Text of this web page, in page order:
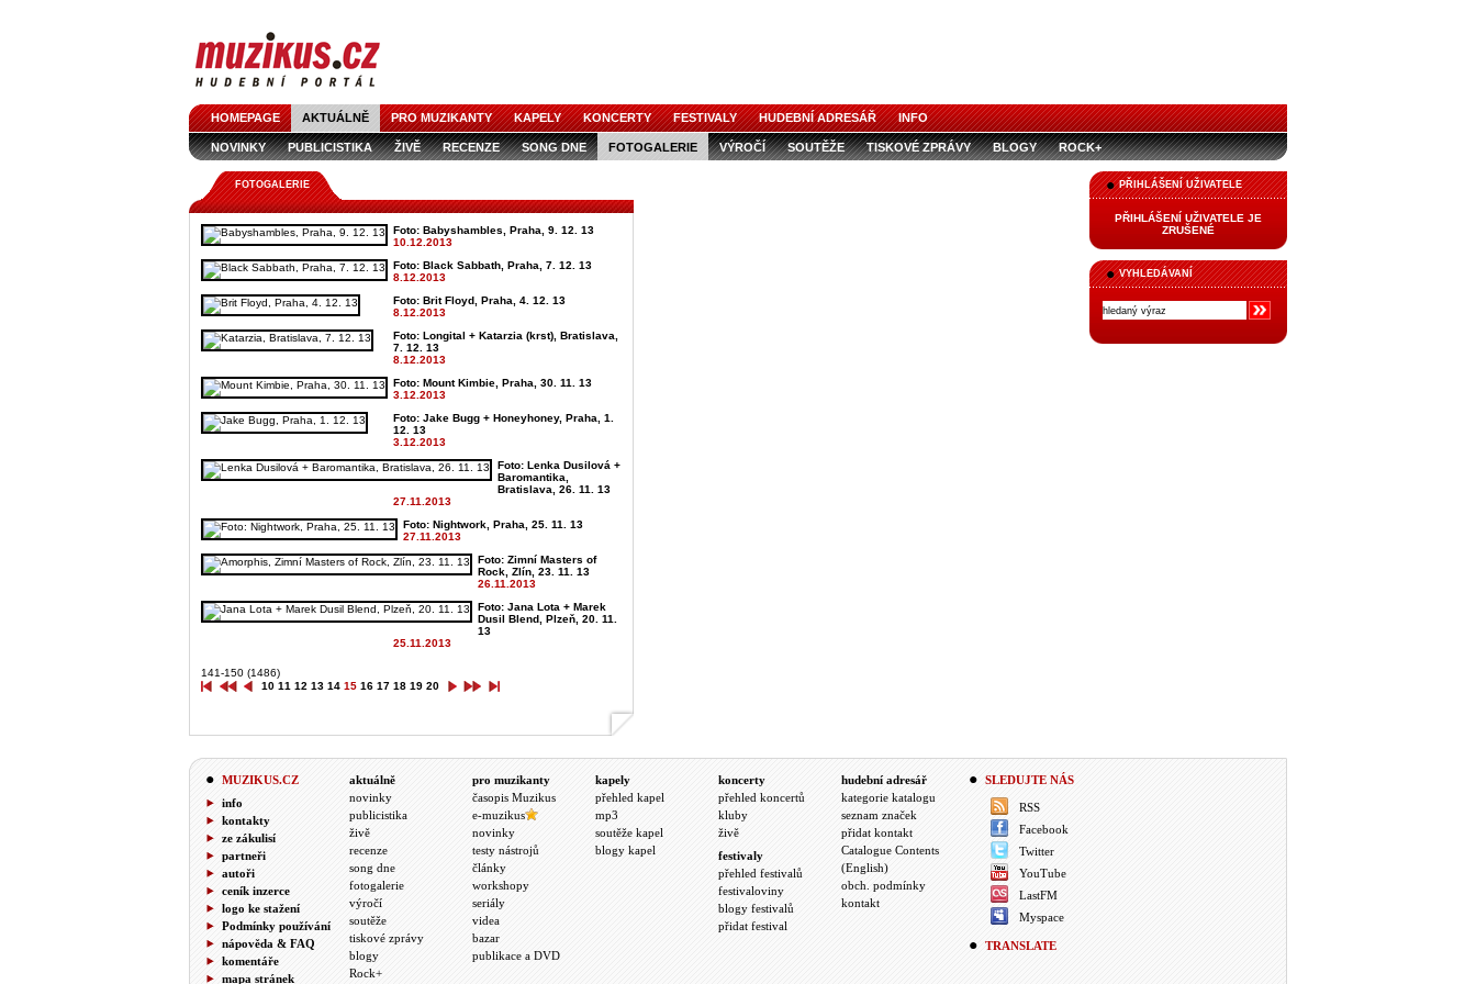
HOMEPAGE AKTUÁLNĚ PRO MUZIKANTY KAPELY KONCERTY FESTIVALY HUDEBNÍ ADRESÁŘ INFO
NOVINKY PUBLICISTIKA ŽIVĚ RECENZE SONG DNE FOTOGALERIE VÝROČÍ SOUTĚŽE TISKOVÉ ZPRÁVY BLOGY ROCK+
PŘIHLÁŠENÍ UŽIVATELE
PŘIHLÁŠENÍ UŽIVATELE JE
ZRUŠENÉ
VYHLEDÁVANÍ
FOTOGALERIE
Foto: Babyshambles, Praha, 9. 12. 13
10.12.2013
Foto: Black Sabbath, Praha, 7. 12. 13
8.12.2013
Foto: Brit Floyd, Praha, 4. 12. 13
8.12.2013
Foto: Longital + Katarzia (krst), Bratislava,
7. 12. 13
8.12.2013
Foto: Mount Kimbie, Praha, 30. 11. 13
3.12.2013
Foto: Jake Bugg + Honeyhoney, Praha, 1.
12. 13
3.12.2013
Foto: Lenka Dusilová +
Baromantika,
Bratislava, 26. 11. 13
27.11.2013
Foto: Nightwork, Praha, 25. 11. 13
27.11.2013
Foto: Zimní Masters of
Rock, Zlín, 23. 11. 13
26.11.2013
Foto: Jana Lota + Marek
Dusil Blend, Plzeň, 20. 11.
13
25.11.2013
141-150 (1486)
10 11 12 13 14 15 16 17 18 19 20
MUZIKUS.CZ
info
kontakty
ze zákulisí
partneři
autoři
ceník inzerce
logo ke stažení
Podmínky používání
nápověda & FAQ
komentáře
mapa stránek
aktuálně
novinky
publicistika
živě
recenze
song dne
fotogalerie
výročí
soutěže
tiskové zprávy
blogy
Rock+
pro muzikanty
časopis Muzikus
e-muzikus
novinky
testy nástrojů
články
workshopy
seriály
videa
bazar
publikace a DVD
kapely
přehled kapel
mp3
soutěže kapel
blogy kapel
koncerty
přehled koncertů
kluby
živě
festivaly
přehled festivalů
festivaloviny
blogy festivalů
přidat festival
hudební adresář
kategorie katalogu
seznam značek
přidat kontakt
Catalogue Contents
(English)
obch. podmínky
kontakt
SLEDUJTE NÁS
RSS
Facebook
Twitter
YouTube
LastFM
Myspace
TRANSLATE